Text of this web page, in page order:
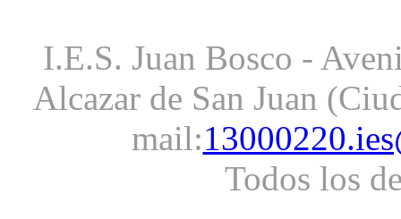
I.E.S. Juan Bosco -
Alcazar de San Juan
mail:
Todos los